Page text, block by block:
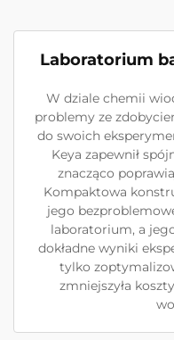
Laboratorium
W dziale chemii
problemy ze
do swoich
Keya zapewnił
znacząco
Kompaktowa
jego
laboratorium, a
dokładne wyniki
tylko
zmniejszyła